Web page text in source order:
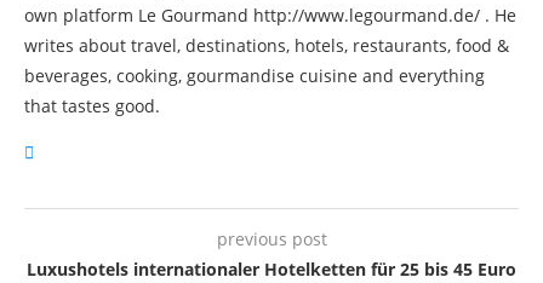
own platform Le Gourmand http://www.legourmand.de/ . He
writes about travel, destinations, hotels, restaurants, food &
beverages, cooking, gourmandise cuisine and everything
that tastes good.
previous post
Luxushotels internationaler Hotelketten für 25 bis 45 Euro